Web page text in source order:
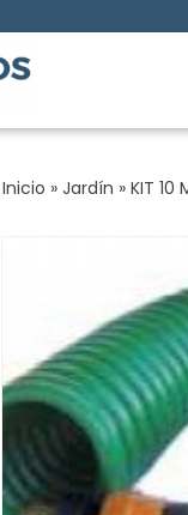
Inicio » Jardín » KIT 10